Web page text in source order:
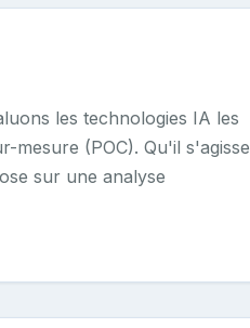
les technologies IA les
mesure (POC). Qu'il s'agisse
sur une analyse